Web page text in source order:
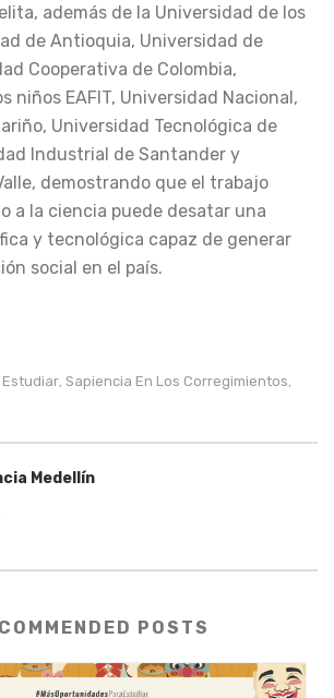
además de la Universidad de los
de Antioquia, Universidad de
Cooperativa de Colombia,
niños EAFIT, Universidad Nacional,
Universidad Tecnológica de
Industrial de Santander y
demostrando que el trabajo
a la ciencia puede desatar una
y tecnológica capaz de generar
social en el país.
Sapiencia En Los Corregimientos
Medellín
POSTS